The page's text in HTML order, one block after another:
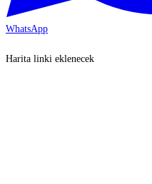
WhatsApp
Harita linki eklenecek